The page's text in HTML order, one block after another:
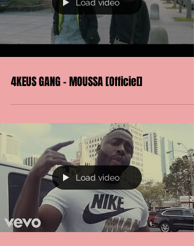
Load video
4KEUS GANG - MOUSSA [Officiel]
Load video